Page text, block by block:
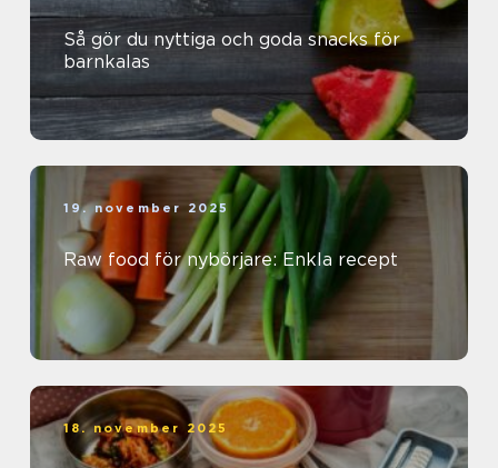
Så gör du nyttiga och goda snacks för
barnkalas
19. november 2025
Raw food för nybörjare: Enkla recept
18. november 2025